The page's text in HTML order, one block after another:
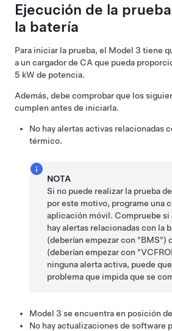
Ejecución de la
la batería
Para iniciar la prueba, el Model 3 tiene
a un cargador de CA que pueda
5 kW de potencia.
Además, debe comprobar que los
cumplen antes de iniciarla.
No hay alertas activas relacionadas
térmico.
NOTA
Si no puede realizar la prueba
por este motivo, programe una
aplicación móvil. Compruebe si
hay alertas relacionadas con la
(deberían empezar con "BMS")
(deberían empezar con
ninguna alerta activa, puede
problema que impida que se
Model 3 se encuentra en posición
No hay actualizaciones de software